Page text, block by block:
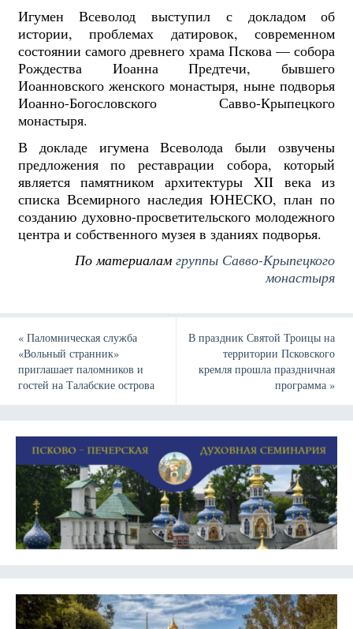
Игумен Всеволод выступил с докладом об
истории, проблемах датировок, современном
состоянии самого древнего храма Пскова — собора
Рождества Иоанна Предтечи, бывшего
Иоанновского женского монастыря, ныне подворья
Иоанно-Богословского Савво-Крыпецкого
монастыря.
В докладе игумена Всеволода были озвучены
предложения по реставрации собора, который
является памятником архитектуры XII века из
списка Всемирного наследия ЮНЕСКО, план по
созданию духовно-просветительского молодежного
центра и собственного музея в зданиях подворья.
По материаламгруппы Савво-Крыпецкого
монастыря
«Паломническая служба
«Вольный странник»
приглашает паломников и
гостей на Талабские острова
В праздник Святой Троицы на
территории Псковского
кремля прошла праздничная
программа»